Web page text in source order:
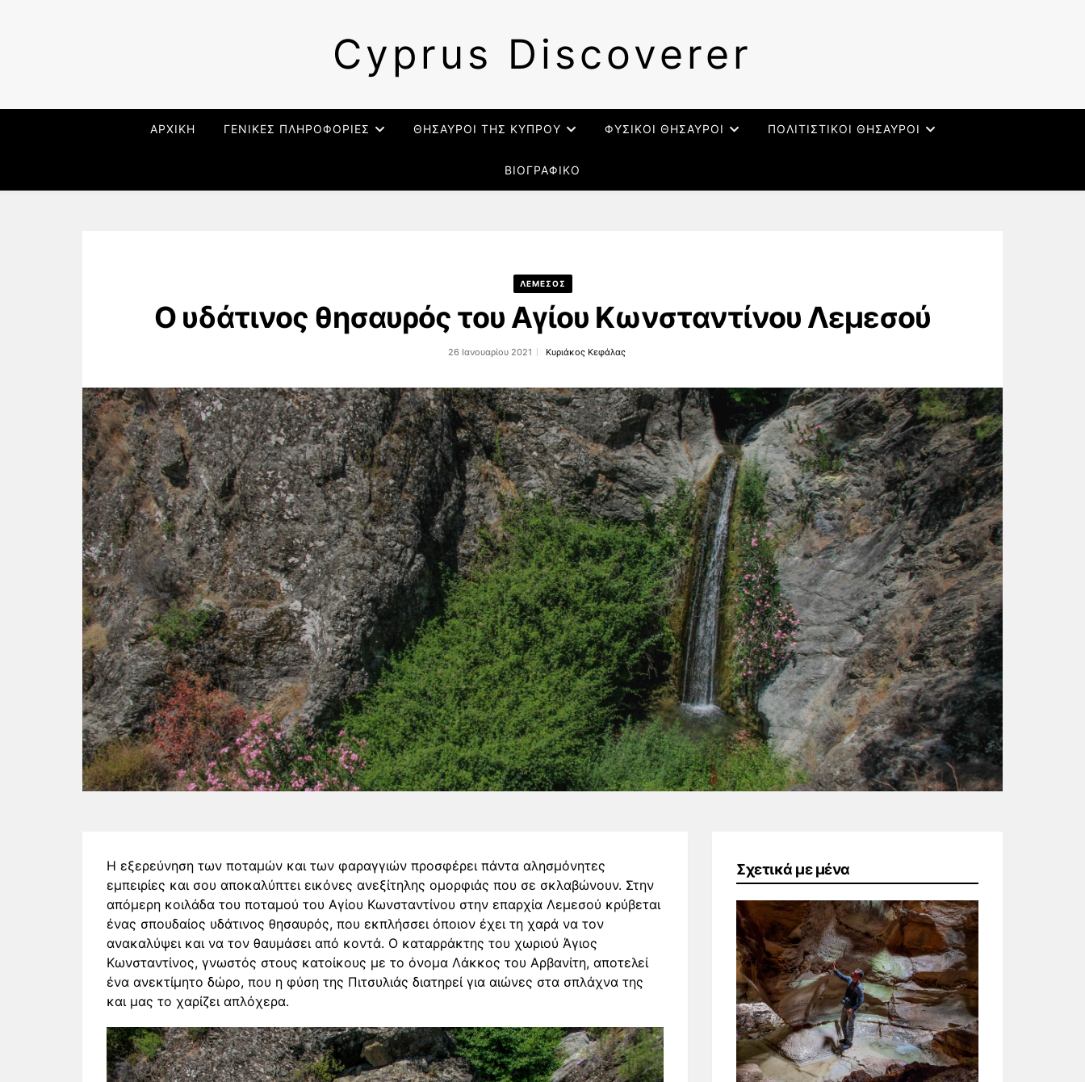
Cyprus Discoverer
ΑΡΧΙΚΗ ΓΕΝΙΚΕΣ ΠΛΗΡΟΦΟΡΙΕΣ ΘΗΣΑΥΡΟΙ ΤΗΣ ΚΥΠΡΟΥ ΦΥΣΙΚΟΙ ΘΗΣΑΥΡΟΙ ΠΟΛΙΤΙΣΤΙΚΟΙ ΘΗΣΑΥΡΟΙ
ΒΙΟΓΡΑΦΙΚΟ
ΛΕΜΕΣΟΣ
Ο υδάτινος θησαυρός του Αγίου Κωνσταντίνου Λεμεσού
26 Ιανουαρίου 2021 Κυριάκος Κεφάλας
Η εξερεύνηση των ποταμών και των φαραγγιών προσφέρει πάντα αλησμόνητες
εμπειρίες και σου αποκαλύπτει εικόνες ανεξίτηλης ομορφιάς που σε σκλαβώνουν. Στην
απόμερη κοιλάδα του ποταμού του Αγίου Κωνσταντίνου στην επαρχία Λεμεσού κρύβεται
ένας σπουδαίος υδάτινος θησαυρός, που εκπλήσσει όποιον έχει τη χαρά να τον
ανακαλύψει και να τον θαυμάσει από κοντά. Ο καταρράκτης του χωριού Άγιος
Κωνσταντίνος, γνωστός στους κατοίκους με το όνομα Λάκκος του Αρβανίτη, αποτελεί
ένα ανεκτίμητο δώρο, που η φύση της Πιτσυλιάς διατηρεί για αιώνες στα σπλάχνα της
και μας το χαρίζει απλόχερα.
Σχετικά με μένα